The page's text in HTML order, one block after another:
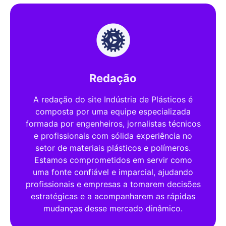
Redação
A redação do site Indústria de Plásticos é
composta por uma equipe especializada
formada por engenheiros, jornalistas técnicos
e profissionais com sólida experiência no
setor de materiais plásticos e polímeros.
Estamos comprometidos em servir como
uma fonte confiável e imparcial, ajudando
profissionais e empresas a tomarem decisões
estratégicas e a acompanharem as rápidas
mudanças desse mercado dinâmico.